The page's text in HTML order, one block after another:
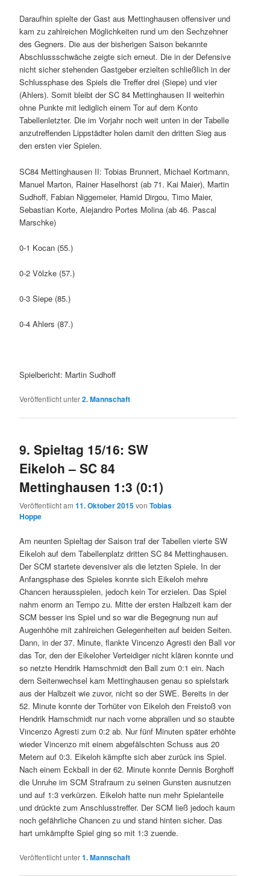
Daraufhin spielte der Gast aus Mettinghausen offensiver und
kam zu zahlreichen Möglichkeiten rund um den Sechzehner
des Gegners. Die aus der bisherigen Saison bekannte
Abschlussschwäche zeigte sich erneut. Die in der Defensive
nicht sicher stehenden Gastgeber erzielten schließlich in der
Schlussphase des Spiels die Treffer drei (Siepe) und vier
(Ahlers). Somit bleibt der SC 84 Mettinghausen II weiterhin
ohne Punkte mit lediglich einem Tor auf dem Konto
Tabellenletzter. Die im Vorjahr noch weit unten in der Tabelle
anzutreffenden Lippstädter holen damit den dritten Sieg aus
den ersten vier Spielen.
SC84 Mettinghausen II: Tobias Brunnert, Michael Kortmann,
Manuel Marton, Rainer Haselhorst (ab 71. Kai Maier), Martin
Sudhoff, Fabian Niggemeier, Hamid Dirgou, Timo Maier,
Sebastian Korte, Alejandro Portes Molina (ab 46. Pascal
Marschke)
0-1 Kocan (55.)
0-2 Völzke (57.)
0-3 Siepe (85.)
0-4 Ahlers (87.)
Spielbericht: Martin Sudhoff
Veröffentlicht unter2. Mannschaft
9. Spieltag 15/16: SW
Eikeloh – SC 84
Mettinghausen 1:3 (0:1)
Veröffentlicht am11. Oktober 2015vonTobias
Hoppe
Am neunten Spieltag der Saison traf der Tabellen vierte SW
Eikeloh auf dem Tabellenplatz dritten SC 84 Mettinghausen.
Der SCM startete devensiver als die letzten Spiele. In der
Anfangsphase des Spieles konnte sich Eikeloh mehre
Chancen herausspielen, jedoch kein Tor erzielen. Das Spiel
nahm enorm an Tempo zu. Mitte der ersten Halbzeit kam der
SCM besser ins Spiel und so war die Begegnung nun auf
Augenhöhe mit zahlreichen Gelegenheiten auf beiden Seiten.
Dann, in der 37. Minute, flankte Vincenzo Agresti den Ball vor
das Tor, den der Eikeloher Verteidiger nicht klären konnte und
so netzte Hendrik Hamschmidt den Ball zum 0:1 ein. Nach
dem Seitenwechsel kam Mettinghausen genau so spielstark
aus der Halbzeit wie zuvor, nicht so der SWE. Bereits in der
52. Minute konnte der Torhüter von Eikeloh den Freistoß von
Hendrik Hamschmidt nur nach vorne abprallen und so staubte
Vincenzo Agresti zum 0:2 ab. Nur fünf Minuten später erhöhte
wieder Vincenzo mit einem abgefälschten Schuss aus 20
Metern auf 0:3. Eikeloh kämpfte sich aber zurück ins Spiel.
Nach einem Eckball in der 62. Minute konnte Dennis Borghoff
die Unruhe im SCM Strafraum zu seinen Gunsten ausnutzen
und auf 1:3 verkürzen. Eikeloh hatte nun mehr Spielanteile
und drückte zum Anschlusstreffer. Der SCM ließ jedoch kaum
noch gefährliche Chancen zu und stand hinten sicher. Das
hart umkämpfte Spiel ging so mit 1:3 zuende.
Veröffentlicht unter1. Mannschaft